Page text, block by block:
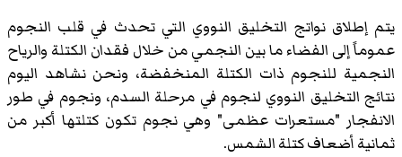
يتم إطلاق نواتج التخليق النووي التي تحدث في قلب النجوم
عموماً إلى الفضاء ما بين النجمي من خلال فقدان الكتلة والرياح
النجمية للنجوم ذات الكتلة المنخفضة، ونحن نشاهد اليوم
نتائج التخليق النووي لنجوم في مرحلة السدم، ونجوم في طور
الانفجار "مستعرات عظمى" وهي نجوم تكون كتلتها أكبر من
ثمانية أضعاف كتلة الشمس.